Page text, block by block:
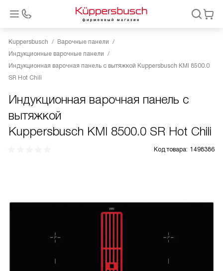
Kuppersbusch
Варочные панели
Индукционные варочные панели
Индукционная варочная панель с вытяжкой Kuppersbusch KMI 8500.0
SR Hot Chili
Индукционная варочная панель с
вытяжкой
Kuppersbusch KMI 8500.0 SR Hot Chili
Код товара: 1498386